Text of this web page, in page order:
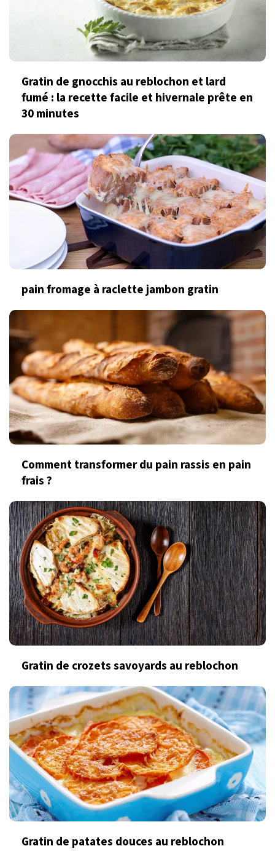
Gratin de gnocchis au reblochon et lard
fumé : la recette facile et hivernale prête en
30 minutes
pain fromage à raclette jambon gratin
Comment transformer du pain rassis en pain
frais ?
Gratin de crozets savoyards au reblochon
Gratin de patates douces au reblochon